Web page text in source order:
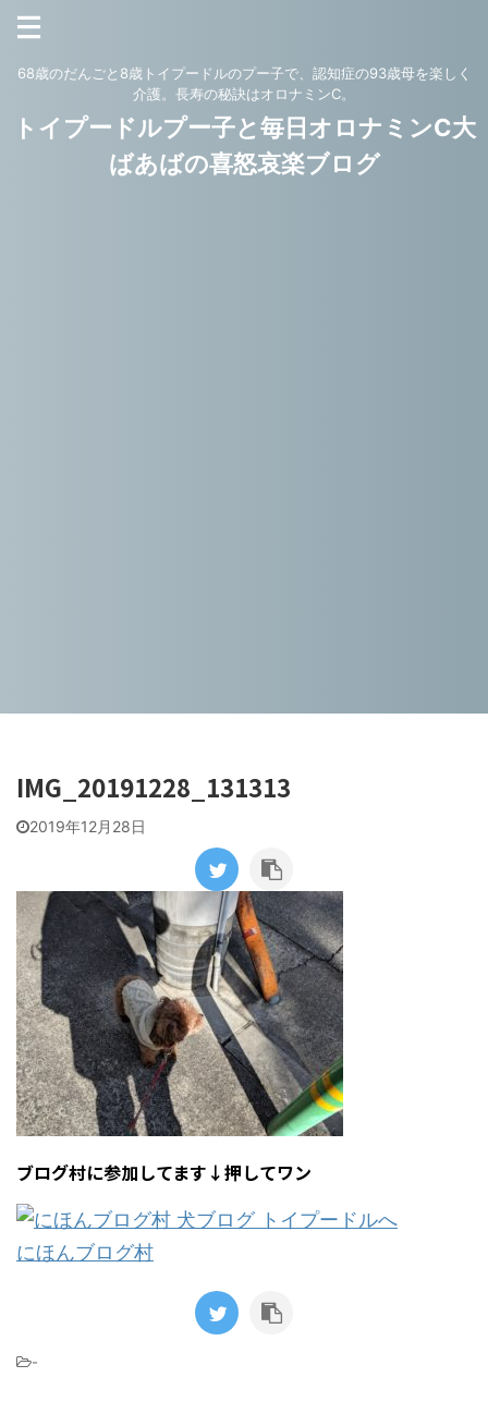
68歳のだんごと8歳トイプードルのプー子で、認知症の93歳母を楽しく
介護。長寿の秘訣はオロナミンC。
トイプードルプー子と毎日オロナミンC大
ばあばの喜怒哀楽ブログ
IMG_20191228_131313
2019年12月28日
ブログ村に参加してます↓押してワン
にほんブログ村
-